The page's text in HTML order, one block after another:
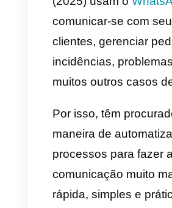
Sabemos que
(2025) usam o
comunicar-se
clientes,
incidências,